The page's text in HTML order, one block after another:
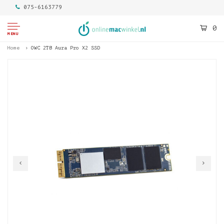
075-6163779
MENU
0
Home OWC 2TB Aura Pro X2 SSD